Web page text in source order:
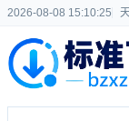
2026-08-08 15:10:25